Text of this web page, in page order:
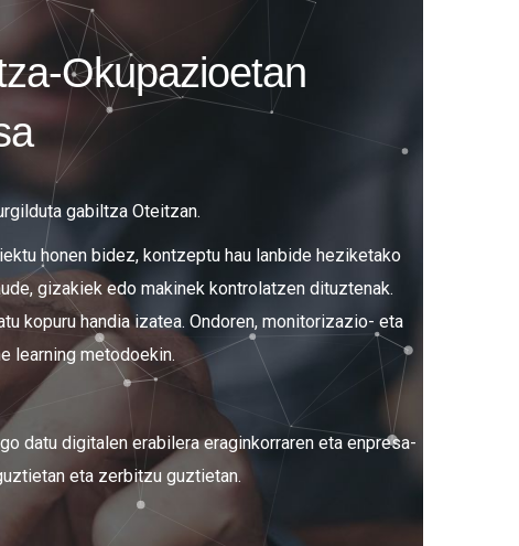
Okupazioetan
gabiltza Oteitzan.
honen bidez, kontzeptu hau lanbide heziketako
gizakiek edo makinek kontrolatzen dituztenak.
kopuru handia izatea. Ondoren, monitorizazio- eta
learning metodoekin.
datu digitalen erabilera eraginkorraren eta enpresa-
eta zerbitzu guztietan.